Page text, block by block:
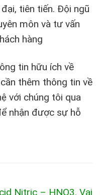
tiên tiến. Đội ngũ
môn và tư vấn
hàng
tin hữu ích về
thêm thông tin về
với chúng tôi qua
nhận được sự hỗ
Nitric – HNO3. Vai